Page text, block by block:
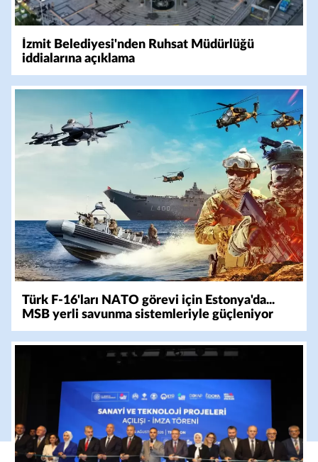
İzmit Belediyesi'nden Ruhsat Müdürlüğü
iddialarına açıklama
Türk F-16'ları NATO görevi için Estonya'da...
MSB yerli savunma sistemleriyle güçleniyor